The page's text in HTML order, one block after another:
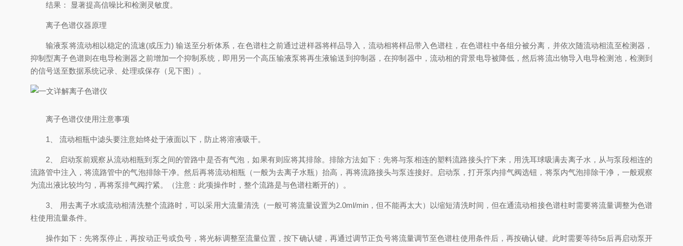
结果： 显著提高信噪比和检测灵敏度。
离子色谱仪器原理
输液泵将流动相以稳定的流速(或压力) 输送至分析体系，在色谱柱之前通过进样器将样品导入，流动相将样品带入色谱柱，在色谱柱中各组分被分离，并依次随流动相流至检测器，
抑制型离子色谱则在电导检测器之前增加一个抑制系统，即用另一个高压输液泵将再生液输送到抑制器，在抑制器中，流动相的背景电导被降低，然后将流出物导入电导检测池，检测到
的信号送至数据系统记录、处理或保存（见下图）。
离子色谱仪使用注意事项
1、 流动相瓶中滤头要注意始终处于液面以下，防止将溶液吸干。
2、 启动泵前观察从流动相瓶到泵之间的管路中是否有气泡，如果有则应将其排除。排除方法如下：先将与泵相连的塑料流路接头拧下来，用洗耳球吸满去离子水，从与泵段相连的
流路管中注入，将流路管中的气泡排除干净。然后再将流动相瓶（一般为去离子水瓶）抬高，再将流路接头与泵连接好。启动泵，打开泵内排气阀选钮，将泵内气泡排除干净，一般观察
为流出液比较均匀，再将泵排气阀拧紧。（注意：此项操作时，整个流路是与色谱柱断开的）。
3、 用去离子水或流动相清洗整个流路时，可以采用大流量清洗（一般可将流量设置为2.0ml/min，但不能再太大）以缩短清洗时间，但在通流动相接色谱柱时需要将流量调整为色谱
柱使用流量条件。
操作如下：先将泵停止，再按动正号或负号，将光标调整至流量位置，按下确认键，再通过调节正负号将流量调节至色谱柱使用条件后，再按确认键。此时需要等待5s后再启动泵开